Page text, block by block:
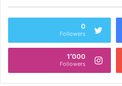
0
Followers
1٬000
Followers